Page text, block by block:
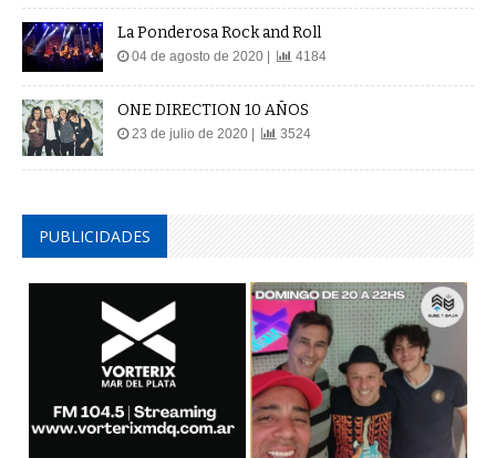
La Ponderosa Rock and Roll
04 de agosto de 2020 | 4184
ONE DIRECTION 10 AÑOS
23 de julio de 2020 | 3524
PUBLICIDADES